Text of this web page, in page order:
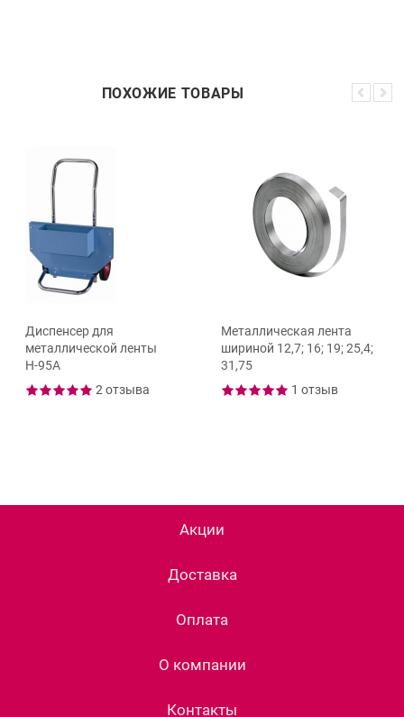
ПОХОЖИЕ ТОВАРЫ
Диспенсер для
металлической ленты
Н-95А
2 отзыва
Металлическая лента
шириной 12,7; 16; 19; 25,4;
31,75
1 отзыв
Акции
Доставка
Оплата
О компании
Контакты